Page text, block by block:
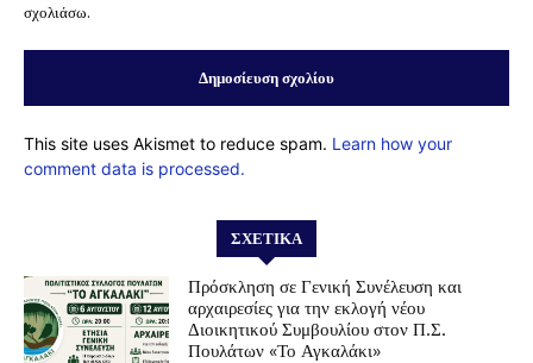
σχολιάσω.
This site uses Akismet to reduce spam. Learn how your
comment data is processed.
ΣΧΕΤΙΚΆ
Πρόσκληση σε Γενική Συνέλευση και
αρχαιρεσίες για την εκλογή νέου
Διοικητικού Συμβουλίου στον Π.Σ.
Πουλάτων «Το Αγκαλάκι»